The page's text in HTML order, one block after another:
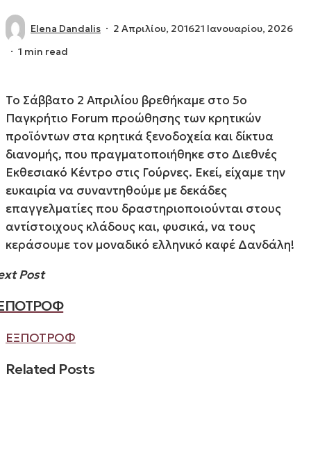
Elena Dandalis 2 Απριλίου, 201621 Ιανουαρίου, 2026
1 min read
Το Σάββατο 2 Απριλίου βρεθήκαμε στο 5ο
Παγκρήτιο Forum προώθησης των κρητικών
προϊόντων στα κρητικά ξενοδοχεία και δίκτυα
διανομής, που πραγματοποιήθηκε στο Διεθνές
Εκθεσιακό Κέντρο στις Γούρνες. Εκεί, είχαμε την
ευκαιρία να συναντηθούμε με δεκάδες
επαγγελματίες που δραστηριοποιούνται στους
αντίστοιχους κλάδους και, φυσικά, να τους
κεράσουμε τον μοναδικό ελληνικό καφέ Δανδάλη!
Post
ΕΞΠΟΤΡΟΦ
Related Posts